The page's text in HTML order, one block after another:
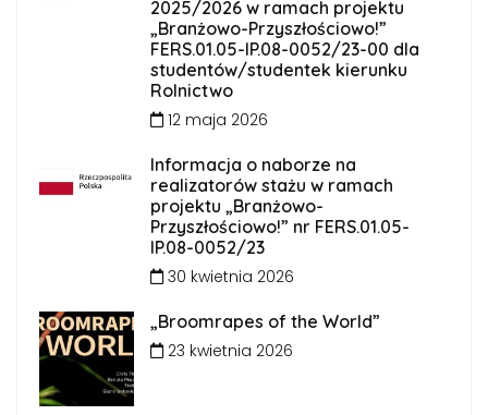
2025/2026 w ramach projektu
„Branżowo-Przyszłościowo!”
FERS.01.05-IP.08-0052/23-00 dla
studentów/studentek kierunku
Rolnictwo
12 maja 2026
Informacja o naborze na
realizatorów stażu w ramach
projektu „Branżowo-
Przyszłościowo!” nr FERS.01.05-
IP.08-0052/23
30 kwietnia 2026
„Broomrapes of the World”
23 kwietnia 2026